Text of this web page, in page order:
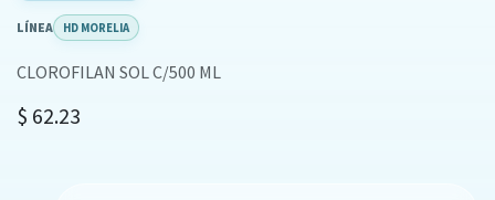
LÍNEA HD MORELIA
CLOROFILAN SOL C/500 ML
$ 62.23